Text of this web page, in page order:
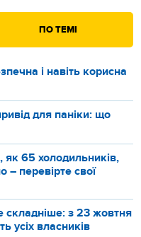
ПО ТЕМІ
і навіть корисна
для паніки: що
як 65 холодильників,
перевірте свої
складніше: з 23 жовтня
усіх власників